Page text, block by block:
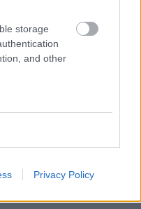
storage
and other
Privacy Policy
με τον